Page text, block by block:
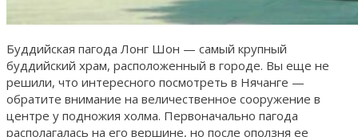
Буддийская пагода Лонг Шон — самый крупный
буддийский храм, расположенный в городе. Вы еще не
решили, что интересного посмотреть в Нячанге —
обратите внимание на величественное сооружение в
центре у подножия холма. Первоначально пагода
располагалась на его вершине, но после оползня ее